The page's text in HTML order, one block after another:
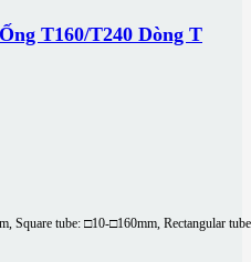
T160/T240 Dòng T
Square tube: □10-□160mm, Rectangular